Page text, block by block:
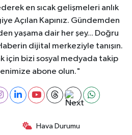
en sıcak gelişmeleri anlık
Açılan Kapınız. Gündemden
yaşama dair her şey... Doğru
dijital merkeziyle tanışın.
için bizi sosyal medyada takip
abone olun."
Hava Durumu